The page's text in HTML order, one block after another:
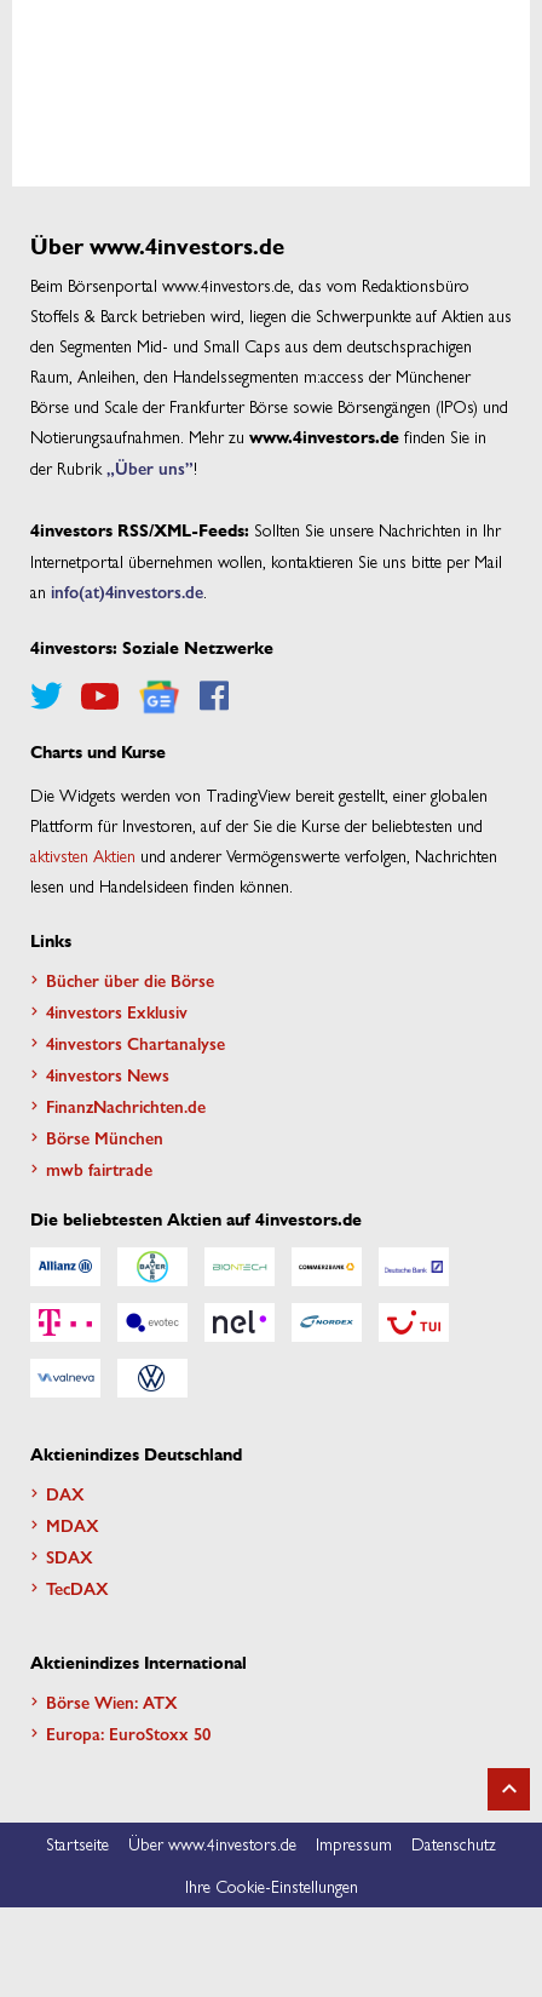
Über www.4investors.de
Beim Börsenportal www.4investors.de, das vom Redaktionsbüro
Stoffels & Barck betrieben wird, liegen die Schwerpunkte auf Aktien aus
den Segmenten Mid- und Small Caps aus dem deutschsprachigen
Raum, Anleihen, den Handelssegmenten m:access der Münchener
Börse und Scale der Frankfurter Börse sowie Börsengängen (IPOs) und
Notierungsaufnahmen. Mehr zu www.4investors.de finden Sie in
der Rubrik„Über uns”!
4investors RSS/XML-Feeds: Sollten Sie unsere Nachrichten in Ihr
Internetportal übernehmen wollen, kontaktieren Sie uns bitte per Mail
an info(at)4investors.de.
4investors: Soziale Netzwerke
Charts und Kurse
Die Widgets werden von TradingView bereit gestellt, einer globalen
Plattform für Investoren, auf der Sie die Kurse der beliebtesten und
aktivsten Aktien und anderer Vermögenswerte verfolgen, Nachrichten
lesen und Handelsideen finden können.
Links
Bücher über die Börse
4investors Exklusiv
4investors Chartanalyse
4investors News
FinanzNachrichten.de
Börse München
mwb fairtrade
Die beliebtesten Aktien auf 4investors.de
Aktienindizes Deutschland
DAX
MDAX
SDAX
TecDAX
Aktienindizes International
Börse Wien: ATX
Europa: EuroStoxx 50
Startseite Über www.4investors.de Impressum
Datenschutz
Ihre Cookie-Einstellungen